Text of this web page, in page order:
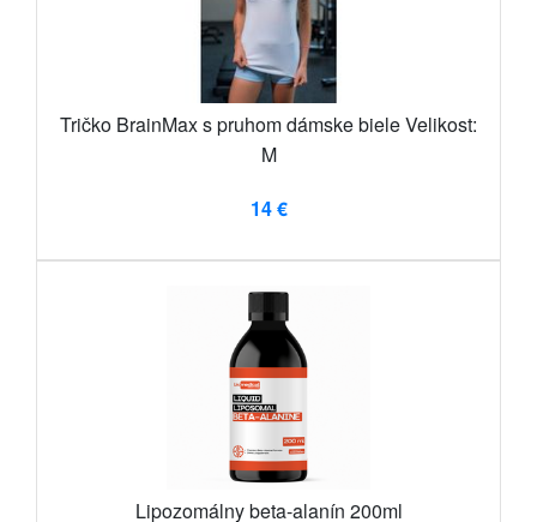
Tričko BrainMax s pruhom dámske biele Velikost:
M
14 €
Lipozomálny beta-alanín 200ml